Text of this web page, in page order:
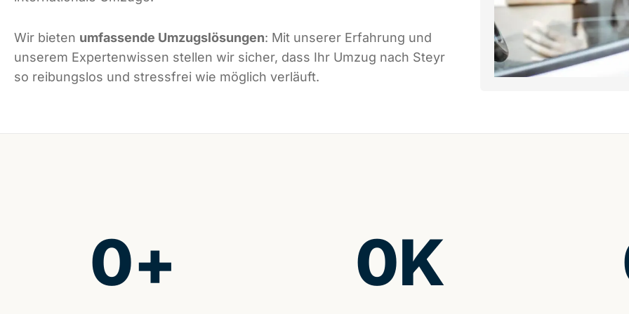
Wir bieten umfassende Umzugslösungen: Mit unserer Erfahrung und
unserem Expertenwissen stellen wir sicher, dass Ihr Umzug nach Steyr
so reibungslos und stressfrei wie möglich verläuft.
0+ 0K